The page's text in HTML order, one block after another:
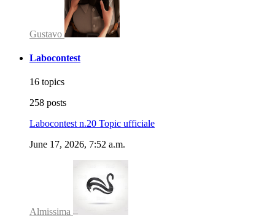
Gustavo
Labocontest
16 topics
258 posts
Labocontest n.20 Topic ufficiale
June 17, 2026, 7:52 a.m.
Almissima